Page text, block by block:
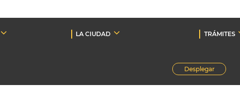
LA CIUDAD TRÁMITES
Desplegar